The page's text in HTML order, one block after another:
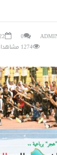
0
22
1274 مشاهدات